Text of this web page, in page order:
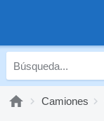
Camiones